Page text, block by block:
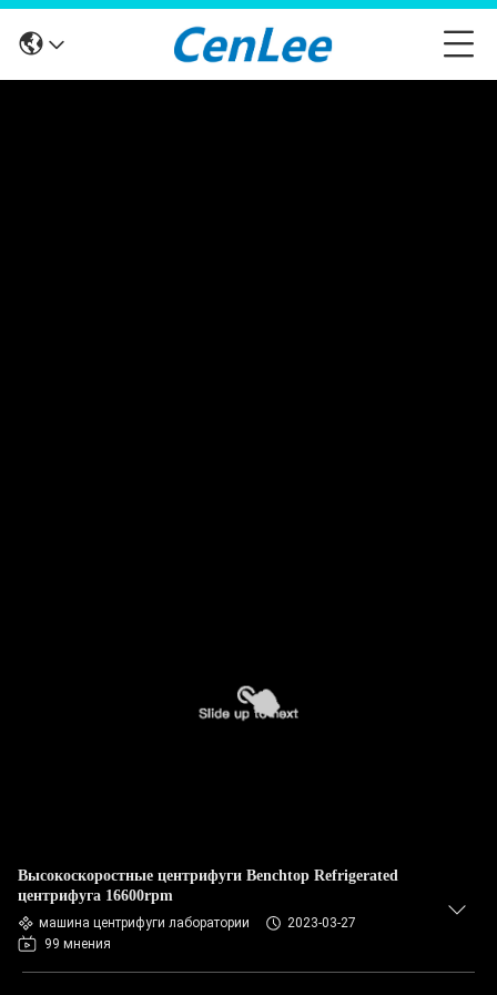
Высокоскоростные центрифуги Benchtop Refrigerated
центрифуга 16600rpm
машина центрифуги лаборатории
2023-03-27
99 мнения